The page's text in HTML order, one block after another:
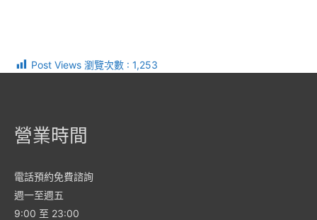
Post Views 瀏覽次數 : 1,253
營業時間
電話預約免費諮詢
週一至週五
9:00 至 23:00